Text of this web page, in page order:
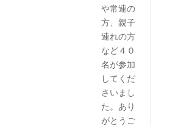
や常連の
方、親子
連れの方
など４０
名が参加
してくだ
さいまし
た。あり
がとうご